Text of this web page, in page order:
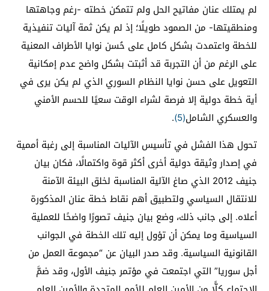
لم يمتلك عنان مفاتيح الحل ولم تتمكن خطته -رغم وجاهتها
ومنطقيتها- من الصمود طويلًا؛ إذ لم يكن ثمة آليات تنفيذية
للخطة واعتمدت بشكل كامل على حُسن نوايا الأطراف المعنية
على الرغم من أن التجربة قد أثبتت بشكل واضح عدم إمكانية
التعويل على حسن نوايا النظام السوري الذي لم يكن يرى في
أية خطة دولية إلا فرصة لشراء الوقت سعيًا للحسم الأمني
والعسكري الشامل(5)
.
تحول هذا الفشل في تأسيس الآليات المناسبة إلى رغبة أممية
في إصدار وثيقة دولية أخرى أكثر قوة واكتمالًا، فكان بيان
جنيف 2012 الذي صاغ الآلية المناسبة لخلق البيئة الآمنة
للانتقال السياسي ولتطبيق أهم نقاط خطة عنان المذكورة
أعلاه. إلى جانب ذلك، وضع بيان جنيف تصورًا واضحًا للعملية
السياسية وما يمكن أن تؤول إليه تلك الخطة في الجوانب
القانونية السياسية. وقد صدر البيان عن “مجموعة العمل من
أجل سوريا” التي اجتمعت في مؤتمر جنيف الأول، وقد ضمَّ